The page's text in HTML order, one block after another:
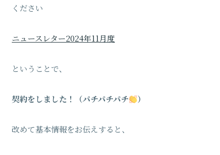
ください
ニュースレター2024年11月度
ということで、
契約をしました！（パチパチパチ ）
改めて基本情報をお伝えすると、